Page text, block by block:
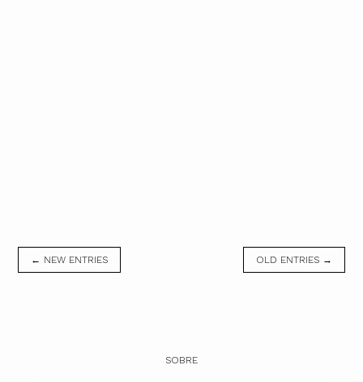
← NEW ENTRIES OLD ENTRIES →
SOBRE